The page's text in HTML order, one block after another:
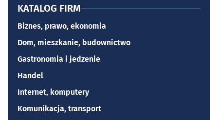
KATALOG FIRM
Biznes, prawo, ekonomia
Dom, mieszkanie, budownictwo
Gastronomia i jedzenie
Handel
Internet, komputery
Komunikacja, transport